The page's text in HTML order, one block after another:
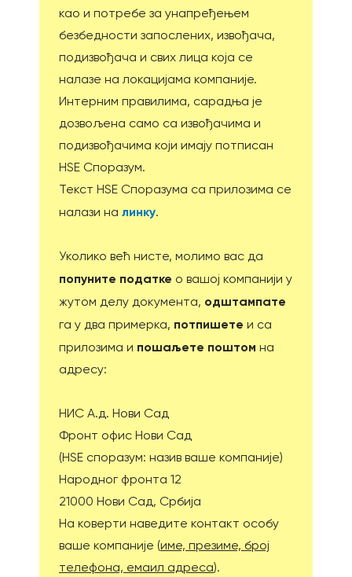
као и потребе за унапређењем
безбедности запослених, извођача,
подизвођача и свих лица која се
налазе на локацијама компаније.
Интерним правилима, сарадња је
дозвољена само са извођачима и
подизвођачима који имају потписан
HSE Споразум.
Текст HSE Споразума са прилозима се
налази на линку.
Уколико већ нисте, молимо вас да
попуните податке о вашој компанији у
жутом делу документa, одштампате
га у два примерка, потпишете и са
прилозима и пошаљете поштом на
адресу:
НИС А.д. Нови Сад
Фронт офис Нови Сад
(HSE споразум: назив ваше компаније)
Народног фронта 12
21000 Нови Сад, Србија
На коверти наведите контакт особу
ваше компаније (име, презиме, број
телефона, емаил адреса).